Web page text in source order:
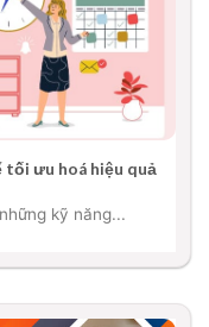
tối ưu hoá hiệu quả
kỹ năng...